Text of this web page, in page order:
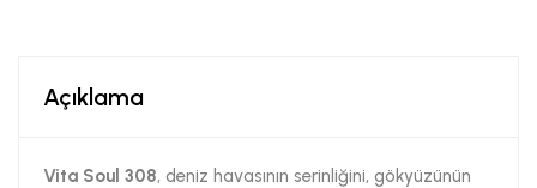
Açıklama
Vita Soul 308, deniz havasının serinliğini, gökyüzünün